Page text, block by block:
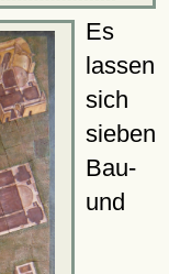
Es
lassen
sich
sieben
Bau-
und